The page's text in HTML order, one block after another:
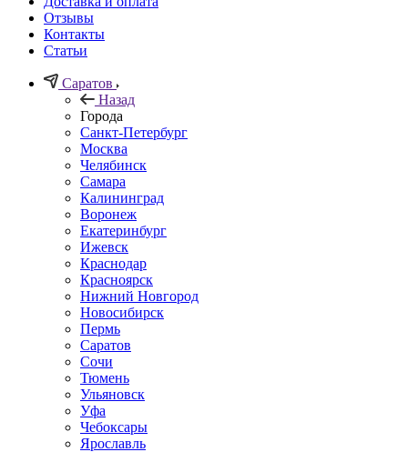
Отзывы
Контакты
Статьи
Саратов
Назад
Города
Санкт-Петербург
Москва
Челябинск
Самара
Калининград
Воронеж
Екатеринбург
Ижевск
Краснодар
Красноярск
Нижний Новгород
Новосибирск
Пермь
Саратов
Сочи
Тюмень
Ульяновск
Уфа
Чебоксары
Ярославль